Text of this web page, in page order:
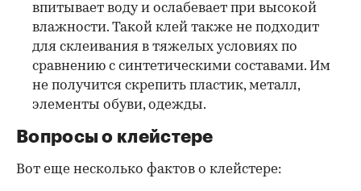
впитывает воду и ослабевает при высокой
влажности. Такой клей также не подходит
для склеивания в тяжелых условиях по
сравнению с синтетическими составами. Им
не получится скрепить пластик, металл,
элементы обуви, одежды.
Вопросы о клейстере
Вот еще несколько фактов о клейстере: